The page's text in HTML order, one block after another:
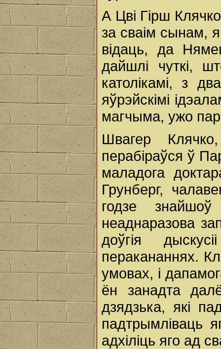
А Цві Гірш
за сваім сынам,
відаць, да
дайшлі чуткі,
католікамі, з
яўрэйскімі
магчыма, ужо
Швагер
перабіраўся ў
маладога
Грунберг,
годзе
неаднаразова
доўгія
перакананнях.
умовах, і
ён занадта
дзядзька, які
падтрымліваць
адхіліць яго ад